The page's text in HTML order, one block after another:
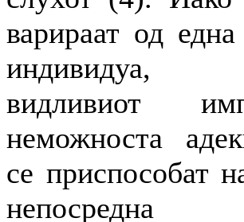
варираат од
индивидуа,
видливиот
неможноста
се приспособат
непосредна